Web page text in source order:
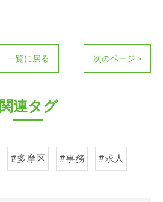
一覧に戻る 次のページ >
関連タグ
#多摩区 #事務 #求人